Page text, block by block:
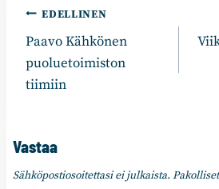
Artikkelien
selaus
EDELLINEN
Paavo Kähkönen
puoluetoimiston
tiimiin
Vastaa
Sähköpostiosoitettasi ei julkaista.